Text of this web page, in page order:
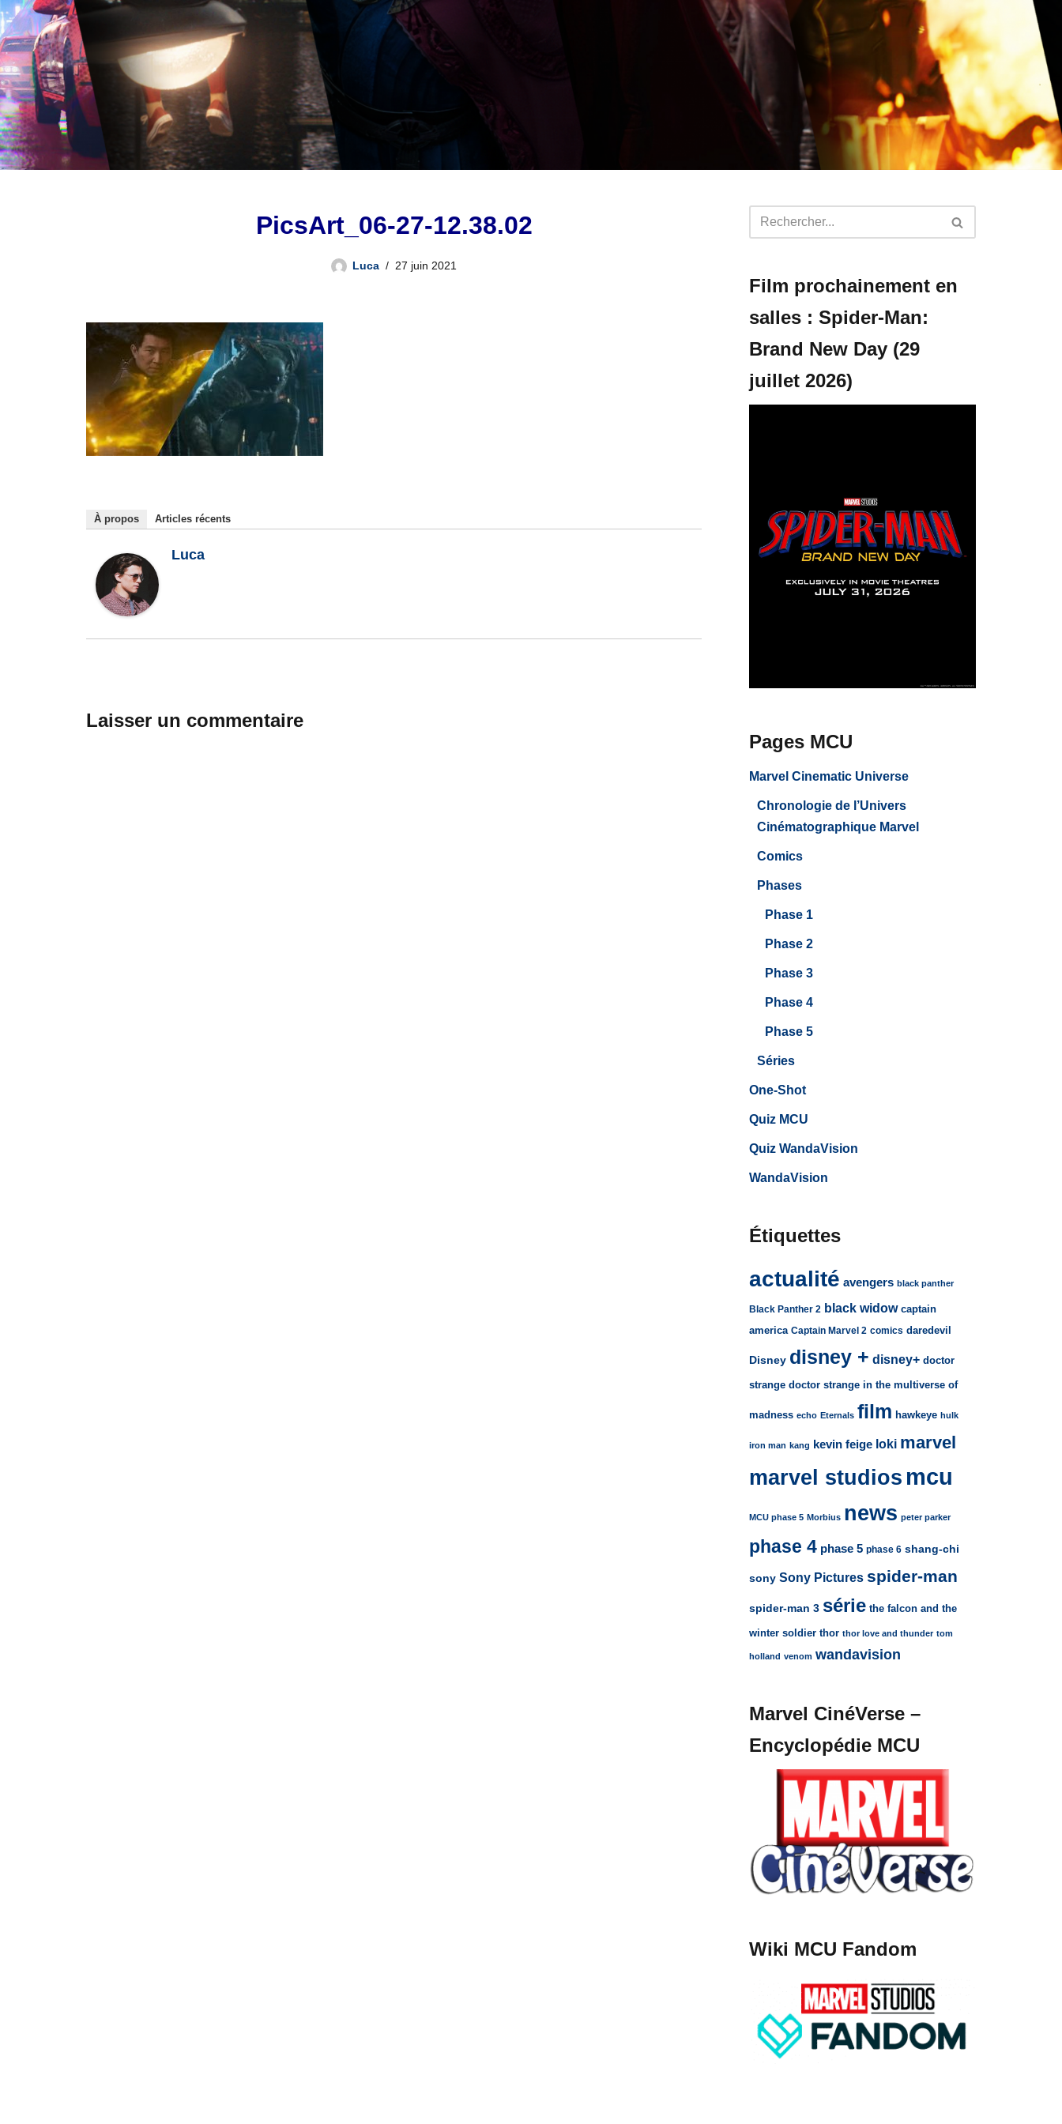
PicsArt_06-27-12.38.02
Luca 27 juin 2021
À propos Articles récents
Luca
Laisser un commentaire
Film prochainement en
salles : Spider-Man:
Brand New Day (29
juillet 2026)
Pages MCU
Marvel Cinematic Universe
Chronologie de l’Univers
Cinématographique Marvel
Comics
Phases
Phase 1
Phase 2
Phase 3
Phase 4
Phase 5
Séries
One-Shot
Quiz MCU
Quiz WandaVision
WandaVision
Étiquettes
actualité avengers black panther
Black Panther 2 black widow captain
america Captain Marvel 2 comics daredevil
Disney disney + disney+ doctor
strange doctor strange in the multiverse of
madness echo Eternals film hawkeye hulk
iron man kang kevin feige loki marvel
marvel studios mcu
MCU phase 5 Morbius news peter parker
phase 4 phase 5 phase 6 shang-chi
sony Sony Pictures spider-man
spider-man 3 série the falcon and the
winter soldier thor thor love and thunder tom
holland venom wandavision
Marvel CinéVerse –
Encyclopédie MCU
Wiki MCU Fandom